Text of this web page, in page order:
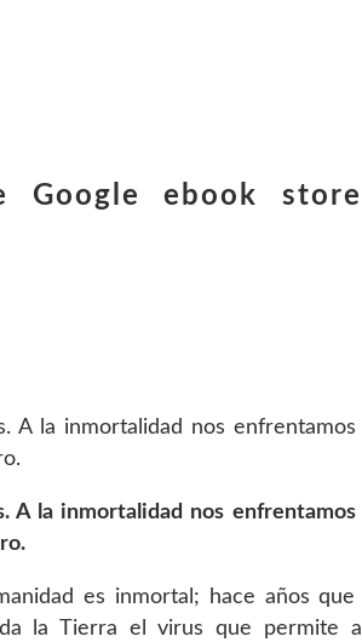
Google ebook store
A la inmortalidad nos enfrentamos
A la inmortalidad nos
es inmortal; hace años
la Tierra el virus que permite